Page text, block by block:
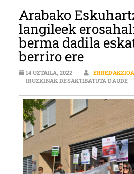
Arabako
langileek
berma dadila
berriro ere
14 UZTAILA, 2022 ERREDAKZIOA
IRUZKINAK DESAKTIBATUTA DAUDE